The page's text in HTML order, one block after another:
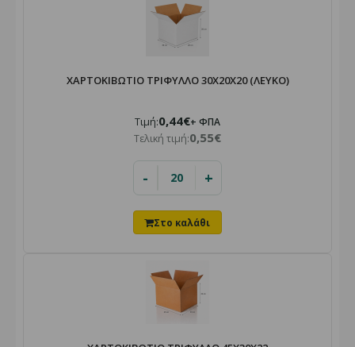
ΧΑΡΤΟΚΙΒΩΤΙΟ ΤΡΙΦΥΛΛΟ 30X20X20 (ΛΕΥΚΟ)
Τιμή:0,44€+ ΦΠΑ
Τελική τιμή:0,55€
- +